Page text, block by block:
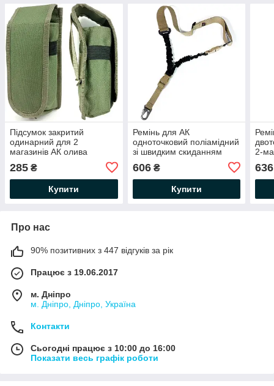
Підсумок закритий
одинарний для 2
магазинів АК олива
285 ₴
Купити
Ремінь для АК
одноточковий поліамідний
зі швидким скиданням
606₴
Купити
2-
636
Про нас
90% позитивних з 447 відгуків за рік
Працює з 19.06.2017
м. Дніпро
м. Дніпро, Дніпро, Україна
Контакти
Сьогодні працює з 10:00 до 16:00
Показати весь графік роботи